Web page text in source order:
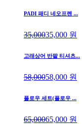
PADI 패디 네오프렌 ...
35,00035,000 원
고래상어 반팔 티셔츠...
58,00058,000 원
플로우 세트(플로우 ...
65,00065,000 원